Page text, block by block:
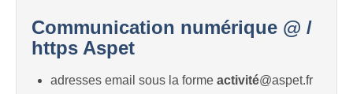
Communication numérique @ /
https Aspet
adresses email sous la forme activité@aspet.fr